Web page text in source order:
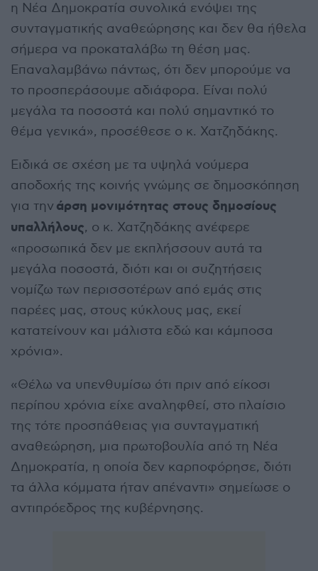
η Νέα Δημοκρατία συνολικά ενόψει της
συνταγματικής αναθεώρησης και δεν θα ήθελα
σήμερα να προκαταλάβω τη θέση μας.
Επαναλαμβάνω πάντως, ότι δεν μπορούμε να
το προσπεράσουμε αδιάφορα. Είναι πολύ
μεγάλα τα ποσοστά και πολύ σημαντικό το
θέμα γενικά», προσέθεσε ο κ. Χατζηδάκης.
Ειδικά σε σχέση με τα υψηλά νούμερα
αποδοχής της κοινής γνώμης σε δημοσκόπηση
για την άρση μονιμότητας στους δημοσίους
υπαλλήλους, ο κ. Χατζηδάκης ανέφερε
«προσωπικά δεν με εκπλήσσουν αυτά τα
μεγάλα ποσοστά, διότι και οι συζητήσεις
νομίζω των περισσοτέρων από εμάς στις
παρέες μας, στους κύκλους μας, εκεί
κατατείνουν και μάλιστα εδώ και κάμποσα
χρόνια».
«Θέλω να υπενθυμίσω ότι πριν από είκοσι
περίπου χρόνια είχε αναληφθεί, στο πλαίσιο
της τότε προσπάθειας για συνταγματική
αναθεώρηση, μια πρωτοβουλία από τη Νέα
Δημοκρατία, η οποία δεν καρποφόρησε, διότι
τα άλλα κόμματα ήταν απέναντι» σημείωσε ο
αντιπρόεδρος της κυβέρνησης.